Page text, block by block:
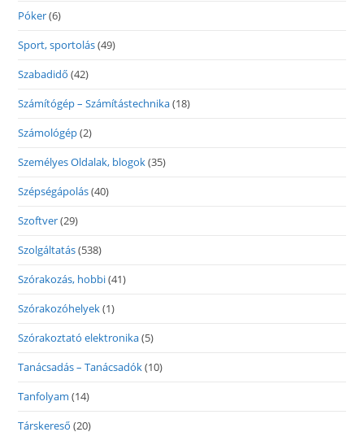
Póker(6)
Sport, sportolás(49)
Szabadidő (42)
Számítógép – Számítástechnika(18)
Számológép(2)
Személyes Oldalak, blogok(35)
Szépségápolás(40)
Szoftver(29)
Szolgáltatás(538)
Szórakozás, hobbi(41)
Szórakozóhelyek(1)
Szórakoztató elektronika(5)
Tanácsadás – Tanácsadók(10)
Tanfolyam (14)
Társkereső (20)